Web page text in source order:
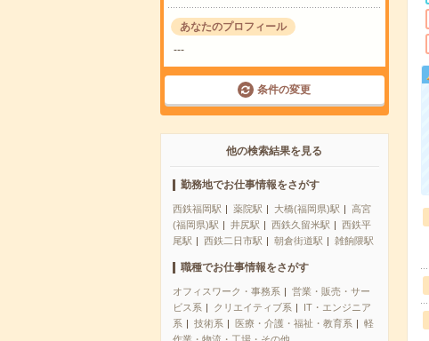
あなたのプロフィール
---
条件の変更
他の検索結果を見る
勤務地でお仕事情報をさがす
西鉄福岡駅 薬院駅 大橋(福岡県)駅
高宮
(福岡県)駅
井尻駅 西鉄久留米駅
西鉄平
尾駅
西鉄二日市駅 朝倉街道駅 雑餉隈駅
職種でお仕事情報をさがす
オフィスワーク・事務系
営業・販売・サー
ビス系
クリエイティブ系
IT・エンジニア
系
技術系 医療・介護・福祉・教育系
軽